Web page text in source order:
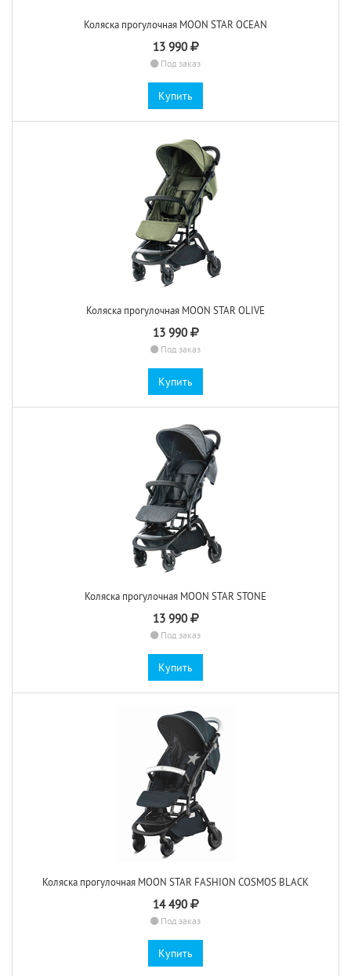
Коляска прогулочная MOON STAR OCEAN
13 990
Под заказ
Купить
Коляска прогулочная MOON STAR OLIVE
13 990
Под заказ
Купить
Коляска прогулочная MOON STAR STONE
13 990
Под заказ
Купить
Коляска прогулочная MOON STAR FASHION COSMOS BLACK
14 490
Под заказ
Купить